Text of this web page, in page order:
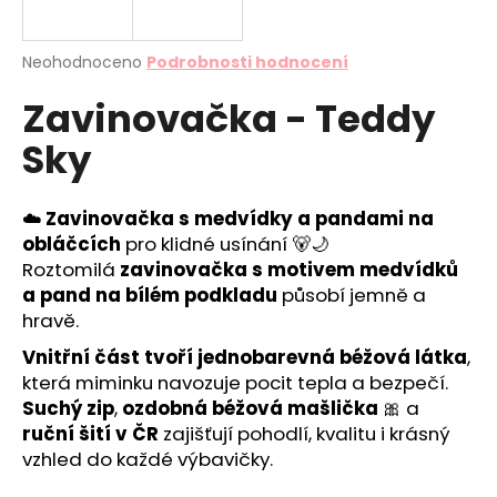
Průměrné
produktu
je
0,0
z
hvězdiček.
Neohodnoceno Podrobnosti hodnocení
Zavinovačka - Teddy
Sky
☁️ Zavinovačka s medvídky a pandami na
obláčcích pro klidné usínání 🐻🌙
Roztomilá zavinovačka s motivem medvídků
a pand na bílém podkladu působí jemně a
hravě.
Vnitřní část tvoří jednobarevná béžová látka,
která miminku navozuje pocit tepla a bezpečí.
Suchý zip, ozdobná béžová mašlička 🎀 a
ruční šití v ČR zajišťují pohodlí, kvalitu i krásný
vzhled do každé výbavičky.
j
t
?
HLEDAT
D
o
p
o
r
u